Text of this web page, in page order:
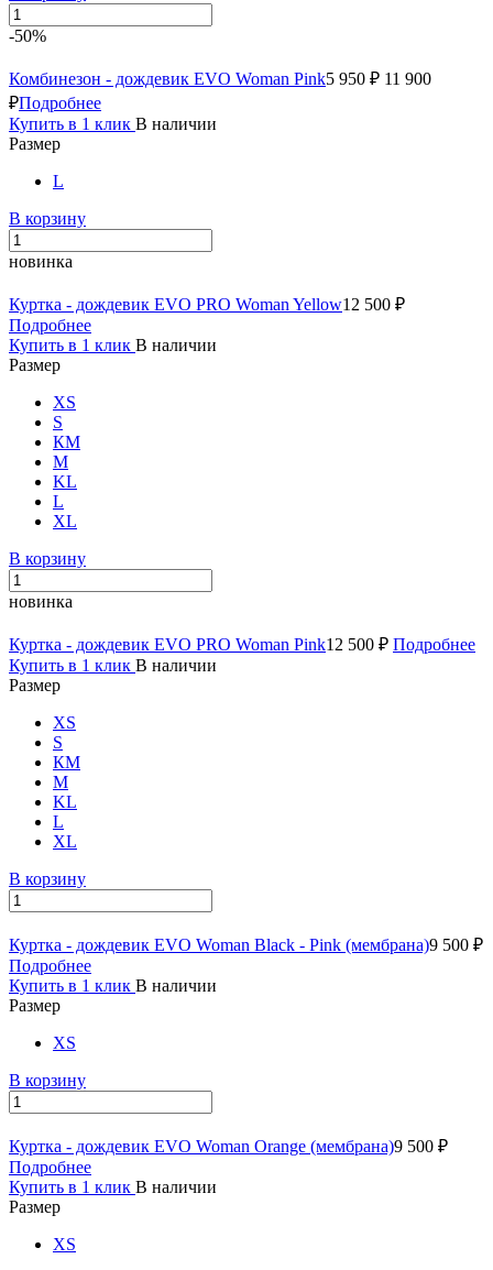
-50%
Комбинезон - дождевик EVO Woman Pink5 950 ₽ 11 900
₽Подробнее
Купить в 1 клик В наличии
Размер
L
В корзину
новинка
Куртка - дождевик EVO PRO Woman Yellow12 500 ₽
Подробнее
Купить в 1 клик В наличии
Размер
XS
S
КМ
M
KL
L
XL
В корзину
новинка
Куртка - дождевик EVO PRO Woman Pink12 500 ₽ Подробнее
Купить в 1 клик В наличии
Размер
XS
S
КМ
M
KL
L
XL
В корзину
Куртка - дождевик EVO Woman Black - Pink (мембрана)9 500 ₽
Подробнее
Купить в 1 клик В наличии
Размер
XS
В корзину
Куртка - дождевик EVO Woman Orange (мембрана)9 500 ₽
Подробнее
Купить в 1 клик В наличии
Размер
XS